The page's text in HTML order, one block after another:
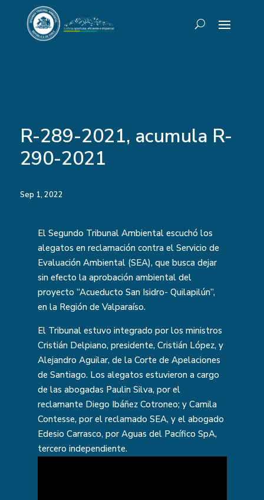
R-289-2021, acumula R-
290-2021
Sep 1, 2022
El Segundo Tribunal Ambiental escuchó los
alegatos en reclamación contra el Servicio de
Evaluación Ambiental (SEA), que busca dejar
sin efecto la aprobación ambiental del
proyecto “Acueducto San Isidro- Quilapilún”,
en la Región de Valparaíso.
El Tribunal estuvo integrado por los ministros
Cristián Delpiano, presidente, Cristián López, y
Alejandro Aguilar, de la Corte de Apelaciones
de Santiago. Los alegatos estuvieron a cargo
de las abogadas Paulin Silva, por el
reclamante Diego Ibáñez Cotroneo; y Camila
Contesse, por el reclamado SEA, y el abogado
Edesio Carrasco, por Aguas del Pacífico SpA,
tercero independiente.